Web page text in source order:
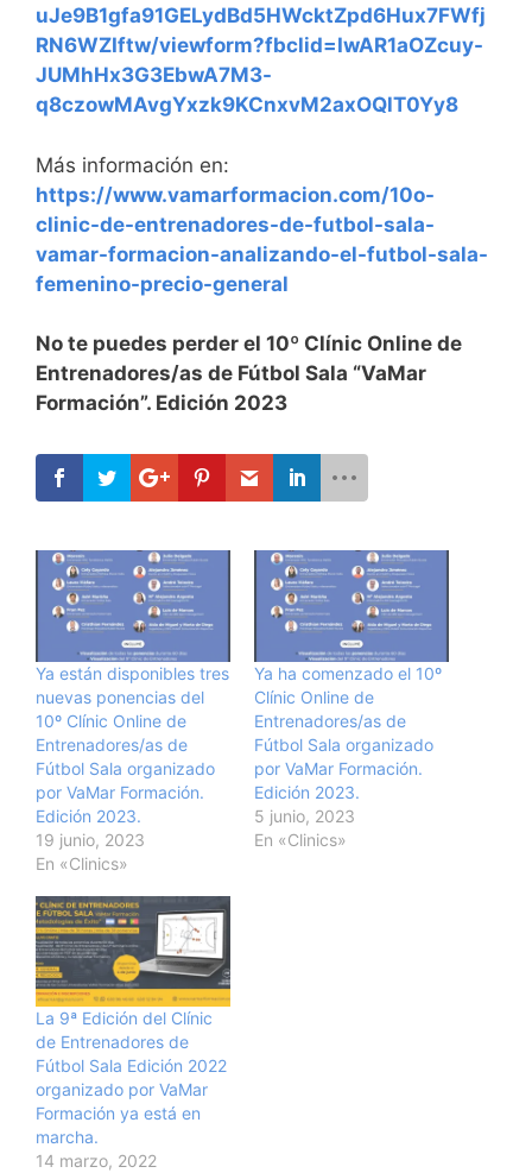
uJe9B1gfa91GELydBd5HWcktZpd6Hux7FWfj
RN6WZIftw/viewform?fbclid=IwAR1aOZcuy-
JUMhHx3G3EbwA7M3-
q8czowMAvgYxzk9KCnxvM2axOQlT0Yy8
Más información en:
https://www.vamarformacion.com/10o-
clinic-de-entrenadores-de-futbol-sala-
vamar-formacion-analizando-el-futbol-sala-
femenino-precio-general
No te puedes perder el 10º Clínic Online de
Entrenadores/as de Fútbol Sala “VaMar
Formación”. Edición 2023
Ya están disponibles tres
nuevas ponencias del
10º Clínic Online de
Entrenadores/as de
Fútbol Sala organizado
por VaMar Formación.
Edición 2023.
19 junio, 2023
En «Clinics»
Ya ha comenzado el 10º
Clínic Online de
Entrenadores/as de
Fútbol Sala organizado
por VaMar Formación.
Edición 2023.
5 junio, 2023
En «Clinics»
La 9ª Edición del Clínic
de Entrenadores de
Fútbol Sala Edición 2022
organizado por VaMar
Formación ya está en
marcha.
14 marzo, 2022